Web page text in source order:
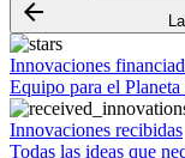
arrow_backward
Innovaciones
Equipo para el Planeta
Innovaciones recibidas
Todas las ideas que